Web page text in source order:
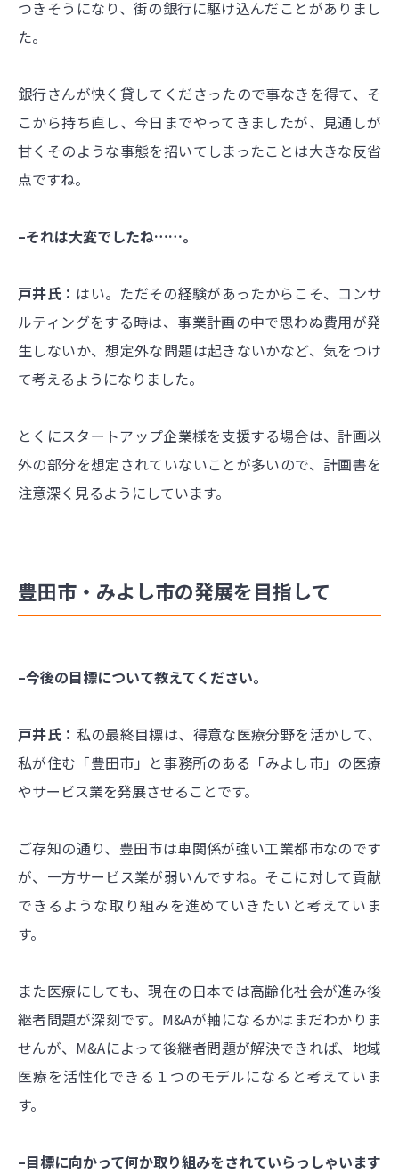
つきそうになり、街の銀行に駆け込んだことがありまし
た。
銀行さんが快く貸してくださったので事なきを得て、そ
こから持ち直し、今日までやってきましたが、見通しが
甘くそのような事態を招いてしまったことは大きな反省
点ですね。
–それは大変でしたね……。
戸井氏： はい。ただその経験があったからこそ、コンサ
ルティングをする時は、事業計画の中で思わぬ費用が発
生しないか、想定外な問題は起きないかなど、気をつけ
て考えるようになりました。
とくにスタートアップ企業様を支援する場合は、計画以
外の部分を想定されていないことが多いので、計画書を
注意深く見るようにしています。
豊田市・みよし市の発展を目指して
–今後の目標について教えてください。
戸井氏： 私の最終目標は、得意な医療分野を活かして、
私が住む「豊田市」と事務所のある「みよし市」の医療
やサービス業を発展させることです。
ご存知の通り、豊田市は車関係が強い工業都市なのです
が、一方サービス業が弱いんですね。そこに対して貢献
できるような取り組みを進めていきたいと考えていま
す。
また医療にしても、現在の日本では高齢化社会が進み後
継者問題が深刻です。M&Aが軸になるかはまだわかりま
せんが、M&Aによって後継者問題が解決できれば、地域
医療を活性化できる１つのモデルになると考えていま
す。
–目標に向かって何か取り組みをされていらっしゃいます